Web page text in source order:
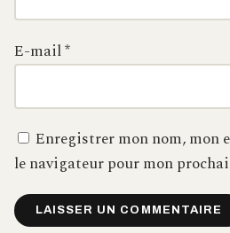
E-mail*
Enregistrer mon nom, mon
le navigateur pour mon